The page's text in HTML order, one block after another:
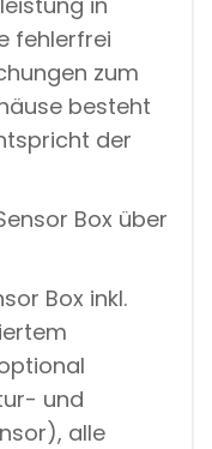
fehlerfrei
zum
besteht
der
Box über
Box inkl.
und
alle